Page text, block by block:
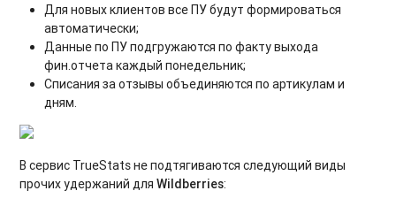
Для новых клиентов все ПУ будут формироваться
автоматически;
Данные по ПУ подгружаются по факту выхода
фин.отчета каждый понедельник;
Списания за отзывы объединяются по артикулам и
дням.
В сервис TrueStats не подтягиваются следующий виды
прочих удержаний дляWildberries: